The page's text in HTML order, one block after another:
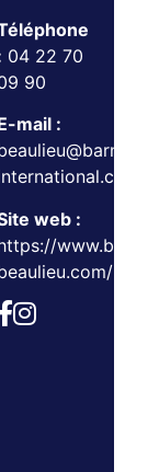
04 22 70
90
mail :
web :